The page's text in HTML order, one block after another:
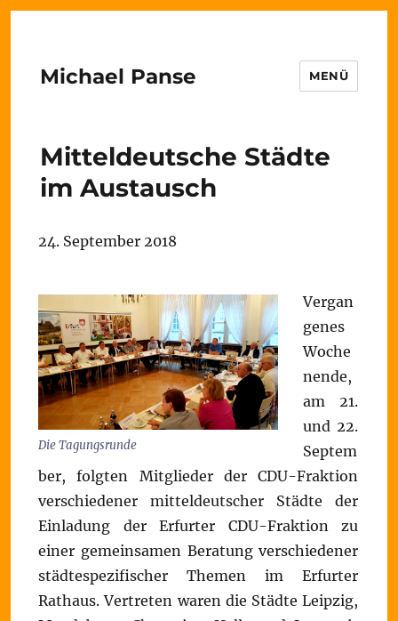
Michael Panse MENÜ
Mitteldeutsche Städte
im Austausch
24. September 2018
Die Tagungsrunde
Vergan
genes
Woche
nende,
am 21.
und 22.
Septem
ber, folgten Mitglieder der CDU-Fraktion
verschiedener mitteldeutscher Städte der
Einladung der Erfurter CDU-Fraktion zu
einer gemeinsamen Beratung verschiedener
städtespezifischer Themen im Erfurter
Rathaus. Vertreten waren die Städte Leipzig,